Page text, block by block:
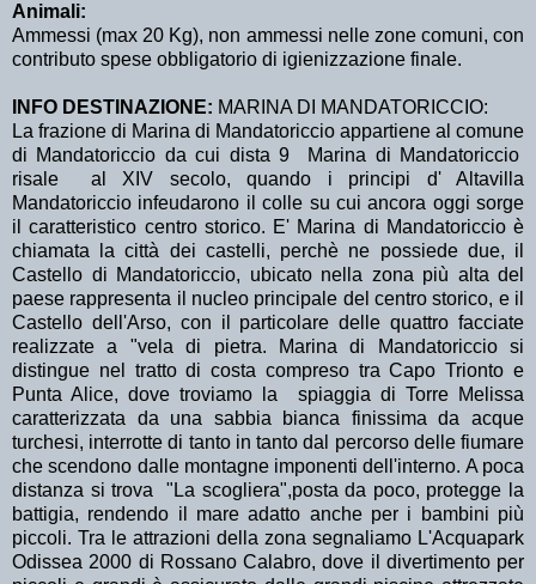
Animali:
Ammessi (max 20 Kg), non ammessi nelle zone comuni, con
contributo spese obbligatorio di igienizzazione finale.
INFO DESTINAZIONE: MARINA DI MANDATORICCIO:
La frazione di Marina di Mandatoriccio appartiene al comune
di Mandatoriccio da cui dista 9 Marina di Mandatoriccio
risale al XIV secolo, quando i principi d' Altavilla
Mandatoriccio infeudarono il colle su cui ancora oggi sorge
il caratteristico centro storico. E' Marina di Mandatoriccio è
chiamata la città dei castelli, perchè ne possiede due, il
Castello di Mandatoriccio, ubicato nella zona più alta del
paese rappresenta il nucleo principale del centro storico, e il
Castello dell'Arso, con il particolare delle quattro facciate
realizzate a "vela di pietra. Marina di Mandatoriccio si
distingue nel tratto di costa compreso tra Capo Trionto e
Punta Alice, dove troviamo la spiaggia di Torre Melissa
caratterizzata da una sabbia bianca finissima da acque
turchesi, interrotte di tanto in tanto dal percorso delle fiumare
che scendono dalle montagne imponenti dell'interno. A poca
distanza si trova "La scogliera",posta da poco, protegge la
battigia, rendendo il mare adatto anche per i bambini più
piccoli. Tra le attrazioni della zona segnaliamo L'Acquapark
Odissea 2000 di Rossano Calabro, dove il divertimento per